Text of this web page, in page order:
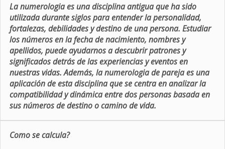
La numerologia es una disciplina antigua que ha sido
utilizada durante siglos para entender la personalidad,
fortalezas, debilidades y destino de una persona. Estudiar
los números en la fecha de nacimiento, nombres y
apellidos, puede ayudarnos a descubrir patrones y
significados detrás de las experiencias y eventos en
nuestras vidas. Además, la numerologia de pareja es una
aplicación de esta disciplina que se centra en analizar la
compatibilidad y dinámica entre dos personas basada en
sus números de destino o camino de vida.
Como se calcula?